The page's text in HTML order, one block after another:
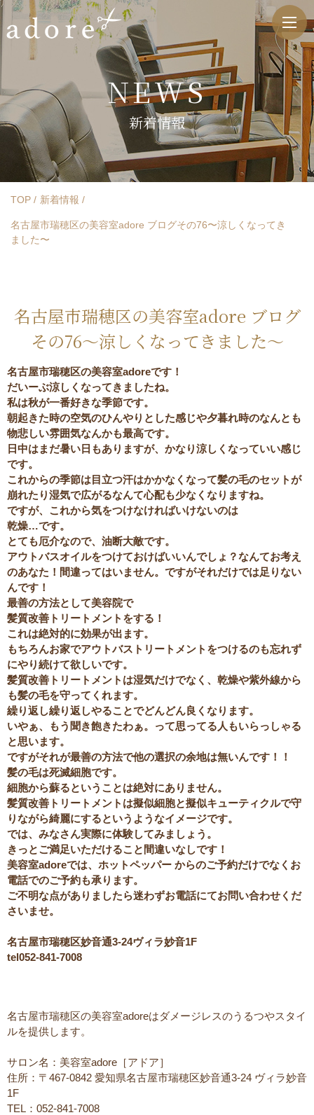
NEWS
新着情報
TOP 新着情報
名古屋市瑞穂区の美容室adore ブログその76〜涼しくなってき
ました〜
名古屋市瑞穂区の美容室adore ブログ
その76〜涼しくなってきました〜
名古屋市瑞穂区の美容室adoreです！
だいーぶ涼しくなってきましたね。
私は秋が一番好きな季節です。
朝起きた時の空気のひんやりとした感じや夕暮れ時のなんとも
物悲しい雰囲気なんかも最高です。
日中はまだ暑い日もありますが、かなり涼しくなっていい感じ
です。
これからの季節は目立つ汗はかかなくなって髪の毛のセットが
崩れたり湿気で広がるなんて心配も少なくなりますね。
ですが、これから気をつけなければいけないのは
乾燥…です。
とても厄介なので、油断大敵です。
アウトバスオイルをつけておけばいいんでしょ？なんてお考え
のあなた！間違ってはいません。ですがそれだけでは足りない
んです！
最善の方法として美容院で
髪質改善トリートメントをする！
これは絶対的に効果が出ます。
もちろんお家でアウトバストリートメントをつけるのも忘れず
にやり続けて欲しいです。
髪質改善トリートメント は湿気だけでなく、乾燥や紫外線から
も髪の毛を守ってくれます。
繰り返し繰り返しやることでどんどん良くなります。
いやぁ、もう聞き飽きたわぁ。って思ってる人もいらっしゃる
と思います。
ですがそれが最善の方法で他の選択の余地は無いんです！！
髪の毛は死滅細胞です。
細胞から蘇るということは絶対にありません。
髪質改善トリートメントは擬似細胞と擬似キューティクルで守
りながら綺麗にするというようなイメージです。
では、みなさん実際に体験してみましょう。
きっとご満足いただけること間違いなしです！
美容室adoreでは、ホットペッパー からのご予約だけでなくお
電話でのご予約も承ります。
ご不明な点がありましたら迷わずお電話にてお問い合わせくだ
さいませ。
名古屋市瑞穂区妙音通3-24ヴィラ妙音1F
tel052-841-7008
名古屋市瑞穂区の美容室adoreはダメージレスのうるつやスタイ
ルを提供します。
サロン名：美容室adore［アドア］
住所：〒467-0842 愛知県名古屋市瑞穂区妙音通3-24 ヴィラ妙音
1F
TEL：052-841-7008